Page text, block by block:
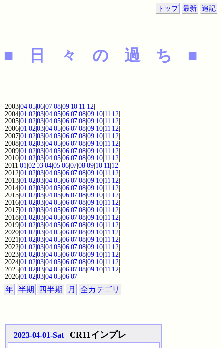
トップ 最新 追記
■ 日 々 の 過 ち ■
2003|04|05|06|07|08|09|10|11|12|
2004|01|02|03|04|05|06|07|08|09|10|11|12|
2005|01|02|03|04|05|06|07|08|09|10|11|12|
2006|01|02|03|04|05|06|07|08|09|10|11|12|
2007|01|02|03|04|05|06|07|08|09|10|11|12|
2008|01|02|03|04|05|06|07|08|09|10|11|12|
2009|01|02|03|04|05|06|07|08|09|10|11|12|
2010|01|02|03|04|05|06|07|08|09|10|11|12|
2011|01|02|03|04|05|06|07|08|09|10|11|12|
2012|01|02|03|04|05|06|07|08|09|10|11|12|
2013|01|02|03|04|05|06|07|08|09|10|11|12|
2014|01|02|03|04|05|06|07|08|09|10|11|12|
2015|01|02|03|04|05|06|07|08|09|10|11|12|
2016|01|02|03|04|05|06|07|08|09|10|11|12|
2017|01|02|03|04|05|06|07|08|09|10|11|12|
2018|01|02|03|04|05|06|07|08|09|10|11|12|
2019|01|02|03|04|05|06|07|08|09|10|11|12|
2020|01|02|03|04|05|06|07|08|09|10|11|12|
2021|01|02|03|04|05|06|07|08|09|10|11|12|
2022|01|02|03|04|05|06|07|08|09|10|11|12|
2023|01|02|03|04|05|06|07|08|09|10|11|12|
2024|01|02|03|04|05|06|07|08|09|10|11|12|
2025|01|02|03|04|05|06|07|08|09|10|11|12|
2026|01|02|03|04|05|06|07|
年 半期 四半期 月 全カテゴリ
2023-04-01-Sat CR11インプレ